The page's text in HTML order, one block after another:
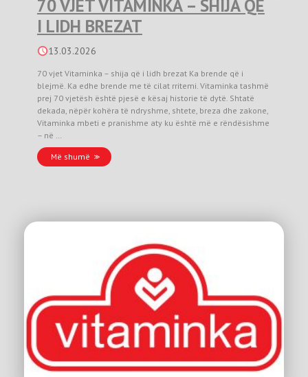
70 VJET VITAMINKA – SHIJA QË
I LIDH BREZAT
13.03.2026
70 vjet Vitaminka – shija që i lidh brezat Ka brende që i
blejmë. Ka edhe brende me të cilat rritemi. Vitaminka tashmë
prej 70 vjetësh është pjesë e kësaj historie të dytë. Shtatë
dekada, nëpër kohëra të ndryshme, shtete, breza dhe zakone,
Vitaminka mbeti e pranishme aty ku është më e rëndësishme
– në …
Më shumë